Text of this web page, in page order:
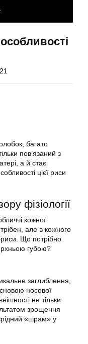
багато
пов’язаний з
а й стає
цієї риси
фізіології
кожної
але в кожного
Що потрібно
губою?
заглиблення,
носової
не тільки
зрощення
«шрам» у